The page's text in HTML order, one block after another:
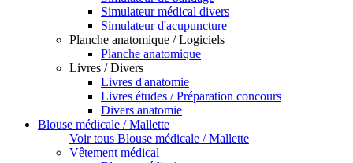
Simulateur médical divers
Simulateur d'acupuncture
Planche anatomique / Logiciels
Planche anatomique
Livres / Divers
Livres d'anatomie
Livres études / Préparation concours
Divers anatomie
Blouse médicale / Mallette
Voir tous Blouse médicale / Mallette
Vêtement médical